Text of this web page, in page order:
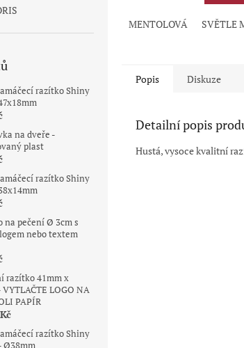
razítko Shiny
na dveře -
plast
razítko Shiny
na pečení Ø 3cm s
nebo textem
razítko 41mm x
LOGO NA
PAPÍR
razítko Shiny
Ø38mm
z
MENTOLOVÁ SVĚTLE
Popis Diskuze
Detailní popis
Hustá, vysoce kvalitní